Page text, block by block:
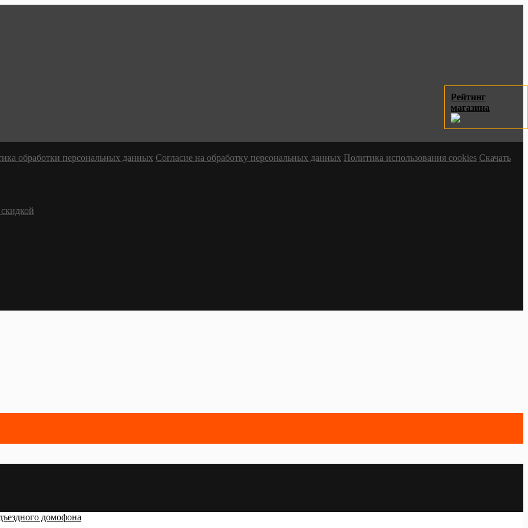
обработки персональных данных Согласие на обработку персональных данных Политика использования cookies Скачать
домофона
Рейтинг
магазина